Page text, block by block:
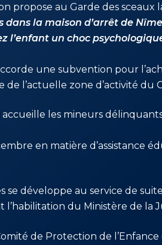
propose au Garde des
dans la maison d’arrêt de
l’enfant un choc
une subvention pour
de l’actuelle zone d’activité du
accueille les mineurs
en matière d’assistance
se développe au service de
l’habilitation du Ministère de la
de Protection de